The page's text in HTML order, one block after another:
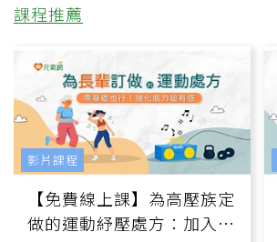
課程推薦
【免費線上課】為高壓族定
做的運動紓壓處方：加入行
影片課程